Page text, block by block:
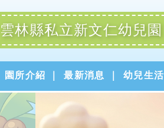
雲林縣私立新文仁幼兒園
園所介紹 最新消息 幼兒生活